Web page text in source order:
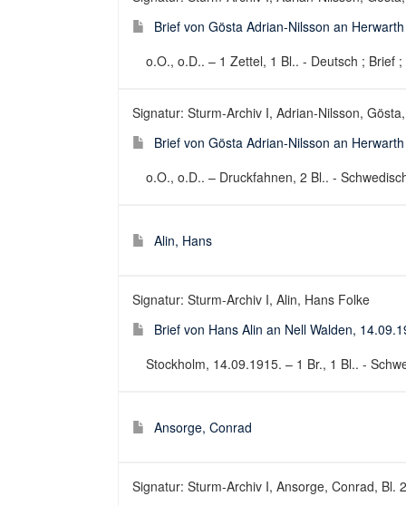
Brief von Gösta Adrian-Nilsson an
o.O., o.D.. – 1 Zettel, 1 Bl.. - Deutsch ; Brief
Signatur: Sturm-Archiv I, Adrian-Nilsson,
Brief von Gösta Adrian-Nilsson an
o.O., o.D.. – Druckfahnen, 2 Bl.. -
Alin, Hans
Signatur: Sturm-Archiv I, Alin, Hans Folke
Brief von Hans Alin an Nell Walden,
Stockholm, 14.09.1915. – 1 Br., 1 Bl.. -
Ansorge, Conrad
Signatur: Sturm-Archiv I, Ansorge, Conrad, Bl. 2